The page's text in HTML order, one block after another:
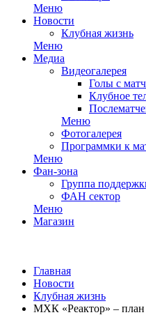
Меню
Новости
Клубная жизнь
Меню
Медиа
Видеогалерея
Голы с
Клубное
Меню
Фотогалерея
Программки к
Меню
Фан-зона
Группа
ФАН сектор
Меню
Магазин
Главная
Новости
Клубная жизнь
МХК «Реактор» – план